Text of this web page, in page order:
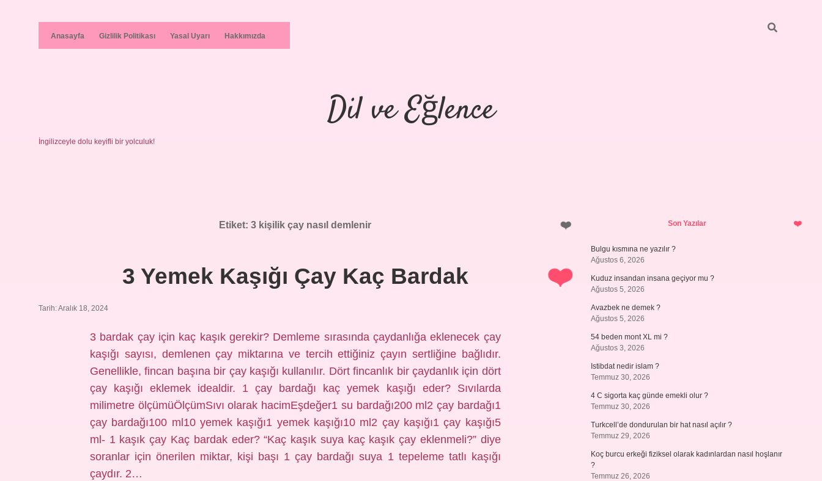
Anasayfa Gizlilik Politikası Yasal Uyarı Hakkımızda
Dil ve Eğlence
İngilizceyle dolu keyifli bir yolculuk!
Etiket:3 kişilik çay nasıl demlenir
3 Yemek Kaşığı Çay Kaç Bardak
Tarih: Aralık 18, 2024
3 bardak çay için kaç kaşık gerekir? Demleme sırasında çaydanlığa eklenecek çay
kaşığı sayısı, demlenen çay miktarına ve tercih ettiğiniz çayın sertliğine bağlıdır.
Genellikle, fincan başına bir çay kaşığı kullanılır. Dört fincanlık bir çaydanlık için dört
çay kaşığı eklemek idealdir. 1 çay bardağı kaç yemek kaşığı eder? Sıvılarda
milimetre ölçümüÖlçümSıvı olarak hacimEşdeğer1 su bardağı200 ml2 çay bardağı1
çay bardağı100 ml10 yemek kaşığı1 yemek kaşığı10 ml2 çay kaşığı1 çay kaşığı5
ml- 1 kaşık çay Kaç bardak eder? “Kaç kaşık suya kaç kaşık çay eklenmeli?” diye
soranlar için önerilen miktar, kişi başı 1 çay bardağı suya 1 tepeleme tatlı kaşığı
çaydır. 2…
SidebarSon Yazılar
Bulgu kısmına ne yazılır ?
Ağustos 6, 2026
Kuduz insandan insana geçiyor mu ?
Ağustos 5, 2026
Avazbek ne demek ?
Ağustos 5, 2026
54 beden mont XL mi ?
Ağustos 3, 2026
Istibdat nedir islam ?
Temmuz 30, 2026
4 C sigorta kaç günde emekli olur ?
Temmuz 30, 2026
Turkcell’de dondurulan bir hat nasıl açılır ?
Temmuz 29, 2026
Koç burcu erkeği fiziksel olarak kadınlardan nasıl hoşlanır
?
Temmuz 26, 2026